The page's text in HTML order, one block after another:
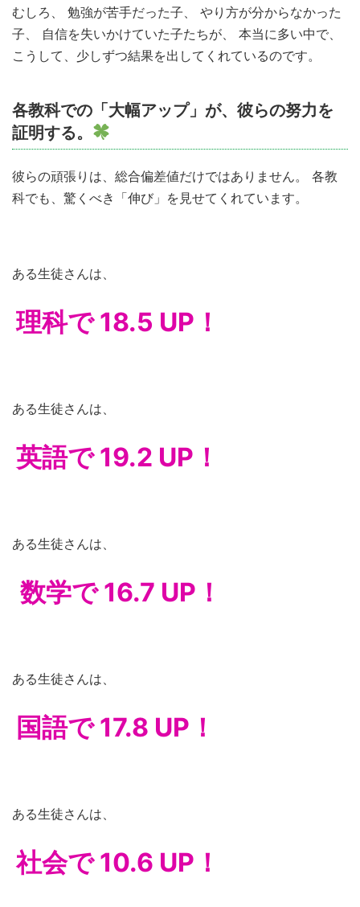
むしろ、 勉強が苦手だった子、 やり方が分からなかった
子、 自信を失いかけていた子たちが、 本当に多い中で、
こうして、少しずつ結果を出してくれているのです。
各教科での「大幅アップ」が、彼らの努力を
証明する。
彼らの頑張りは、総合偏差値だけではありません。 各教
科でも、驚くべき「伸び」を見せてくれています。
ある生徒さんは、
理科で 18.5 UP！
ある生徒さんは、
英語で 19.2 UP！
ある生徒さんは、
数学で 16.7 UP！
ある生徒さんは、
国語で 17.8 UP！
ある生徒さんは、
社会で 10.6 UP！